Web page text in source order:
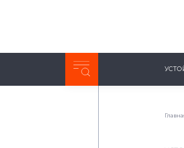
Неделя с ТМК.